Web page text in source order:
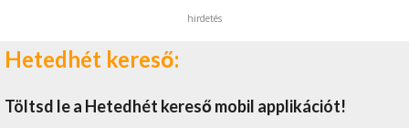
hirdetés
Hetedhét kereső:
Töltsd le a Hetedhét kereső mobil applikációt!